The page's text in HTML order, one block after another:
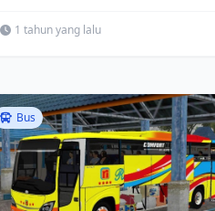
1 tahun yang lalu
Bus